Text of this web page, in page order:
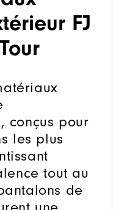
FJ
conçus pour
les plus
tout au
de